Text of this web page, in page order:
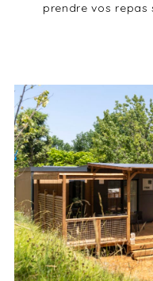
prendre vos repas